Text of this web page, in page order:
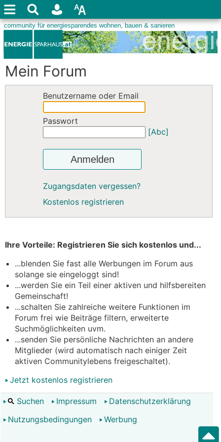
Mein Forum
Benutzername oder Email
Passwort
[Abc]
Anmelden
Zugangsdaten vergessen?
Kostenlos registrieren
Ihre Vorteile: Registrieren Sie sich kostenlos und...
...blenden Sie fast alle Werbungen im Forum aus
solange sie eingeloggt sind!
...werden Sie ein Teil einer aktiven und hilfsbereiten
Gemeinschaft!
...schalten Sie zahlreiche weitere Funktionen im
Forum frei wie Beiträge filtern, erweiterte
Suchmöglichkeiten uvm.
...senden Sie persönliche Nachrichten an andere
Mitglieder (wird automatisch nach einiger Zeit
aktiven Communitylebens freigeschaltet).
Jetzt kostenlos registrieren
Suchen Impressum
Datenschutzerklärung
Nutzungsbedingungen
Werbung